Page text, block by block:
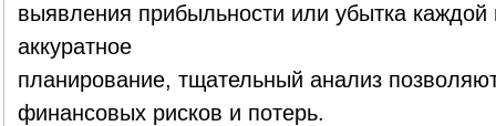
выявления прибыльности или убытка каждой
аккуратное
планирование, тщательный анализ
финансовых рисков и потерь.